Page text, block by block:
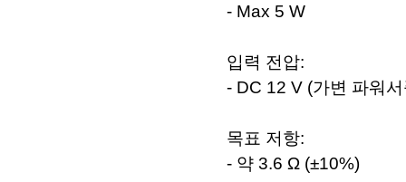
- Max 5 W
입력 전압:
- DC 12 V (가변 파워
목표 저항:
- 약 3.6 Ω (±10%)